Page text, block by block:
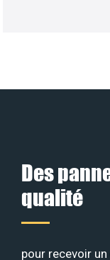
Des
qualité
pour recevoir